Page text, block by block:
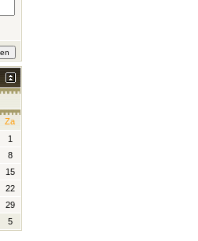
Za
1
8
15
22
29
5